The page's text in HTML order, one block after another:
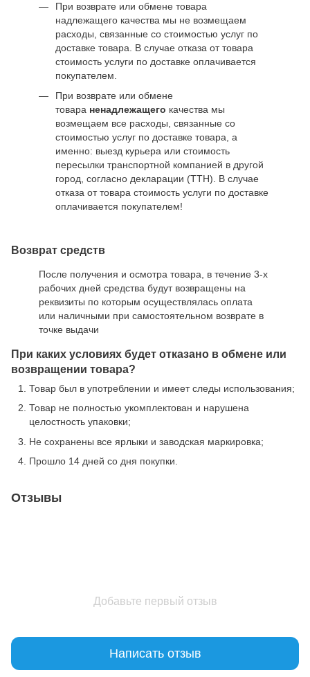
При возврате или обмене товара
надлежащего качества мы не возмещаем
расходы, связанные со стоимостью услуг по
доставке товара. В случае отказа от товара
стоимость услуги по доставке оплачивается
покупателем.
При возврате или обмене
товара ненадлежащего качества мы
возмещаем все расходы, связанные со
стоимостью услуг по доставке товара, а
именно: выезд курьера или стоимость
пересылки транспортной компанией в другой
город, согласно декларации (ТТН). В случае
отказа от товара стоимость услуги по доставке
оплачивается покупателем!
Возврат средств
После получения и осмотра товара, в течение 3-х
рабочих дней средства будут возвращены на
реквизиты по которым осуществлялась оплата
или наличными при самостоятельном возврате в
точке выдачи
При каких условиях будет отказано в обмене или
возвращении товара?
Товар был в употреблении и имеет следы использования;
Товар не полностью укомплектован и нарушена
целостность упаковки;
Не сохранены все ярлыки и заводская маркировка;
Прошло 14 дней со дня покупки.
Отзывы
Добавьте первый отзыв
Написать отзыв